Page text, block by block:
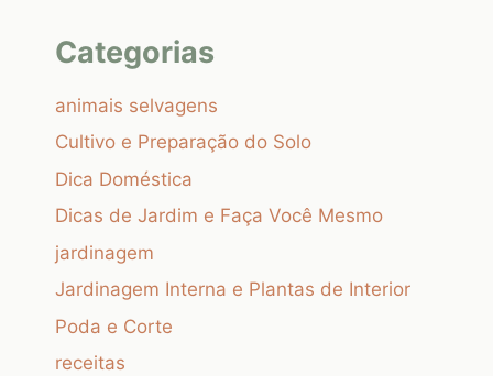
Categorias
animais selvagens
Cultivo e Preparação do Solo
Dica Doméstica
Dicas de Jardim e Faça Você Mesmo
jardinagem
Jardinagem Interna e Plantas de Interior
Poda e Corte
receitas